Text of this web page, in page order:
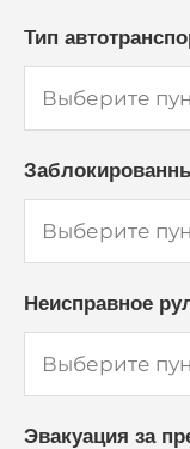
Тип
Неисправное
Эвакуация за